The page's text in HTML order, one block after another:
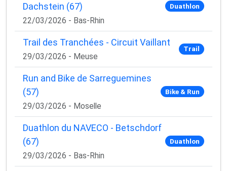
Dachstein (67)
22/03/2026 - Bas-Rhin
Duathlon
Trail des Tranchées - Circuit Vaillant
29/03/2026 - Meuse
Trail
Run and Bike de Sarreguemines
(57)
29/03/2026 - Moselle
Bike & Run
Duathlon du NAVECO - Betschdorf
(67)
29/03/2026 - Bas-Rhin
Duathlon